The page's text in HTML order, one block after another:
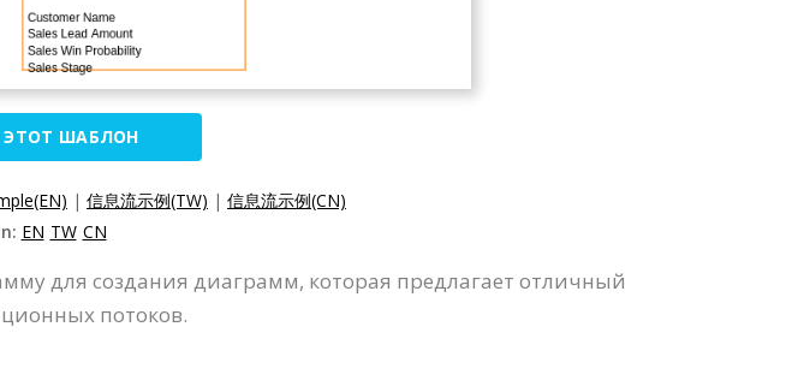
ЭТОТ ШАБЛОН
| 信息流示例(TW) | 信息流示例(CN)
EN TW CN
для создания диаграмм, которая предлагает отличный
потоков.